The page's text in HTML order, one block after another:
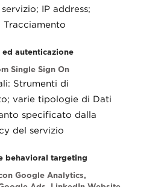
IP address;
Tracciamento
ed autenticazione
Single Sign On
Strumenti di
varie tipologie di Dati
specificato dalla
del servizio
behavioral targeting
Google Analytics,